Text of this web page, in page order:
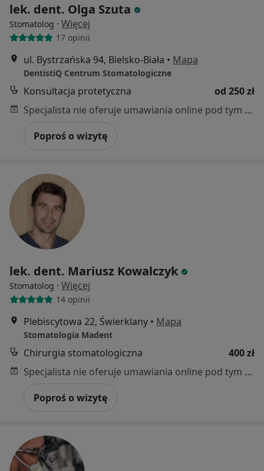
lek. dent. Olga Szuta
Stomatolog · Więcej
17 opinii
ul. Bystrzańska 94, Bielsko-Biała • Mapa
DentistiQ Centrum Stomatologiczne
Konsultacja protetyczna
od 250 zł
Specjalista nie oferuje umawiania online pod tym adresem.
Poproś o wizytę
lek. dent. Mariusz Kowalczyk
Stomatolog · Więcej
14 opinii
Plebiscytowa 22, Świerklany • Mapa
Stomatologia Madent
Chirurgia stomatologiczna
400 zł
Specjalista nie oferuje umawiania online pod tym adresem.
Poproś o wizytę